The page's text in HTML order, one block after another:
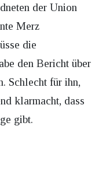
der Union
Merz
die
den Bericht über
Schlecht für ihn,
klarmacht, dass
gibt.